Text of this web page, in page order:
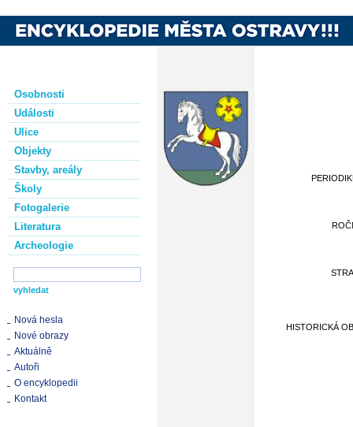
Osobnosti
Události
Ulice
Objekty
Stavby, areály
Školy
Fotogalerie
Literatura
Archeologie
Nová hesla
Nové obrazy
Aktuálně
Autoři
O encyklopedii
Kontakt
HISTORICKÁ